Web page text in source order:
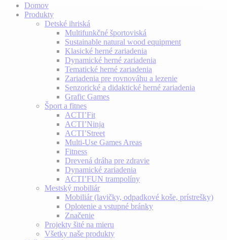
Domov
Produkty
Detské ihriská
Multifunkčné športoviská
Sustainable natural wood equipment
Klasické herné zariadenia
Dynamické herné zariadenia
Tematické herné zariadenia
Zariadenia pre rovnováhu a lezenie
Senzorické a didaktické herné zariadenia
Grafic Games
Šport a fitnes
ACTI’Fit
ACTI’Ninja
ACTI’Street
Multi-Use Games Areas
Fitness
Drevená dráha pre zdravie
Dynamické zariadenia
ACTI’FUN trampolíny
Mestský mobiliár
Mobiliár (lavičky, odpadkové koše, prístrešky)
Oplotenie a vstupné bránky
Značenie
Projekty šité na mieru
Všetky naše produkty